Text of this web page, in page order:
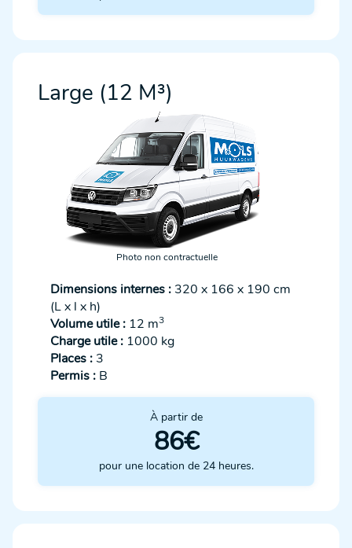
Large (12 M³)
Photo non contractuelle
Dimensions internes : 320 x 166 x 190 cm
(L x l x h)
Volume utile : 12 m3
Charge utile : 1000 kg
Places : 3
Permis : B
À partir de
86€
pour une location de 24 heures.